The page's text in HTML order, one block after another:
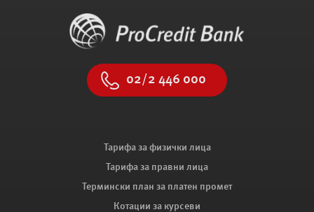
02/2 446 000
Тарифа за физички лица
Тарифа за правни лица
Термински план за платен промет
Котации за курсеви